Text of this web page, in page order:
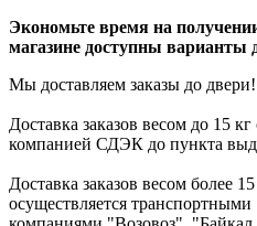
Экономьте время на
магазине доступны варианты
Мы доставляем заказы до двери!
Доставка заказов весом до 15
компанией СДЭК до пункта
Доставка заказов весом более
осуществляется транспортными